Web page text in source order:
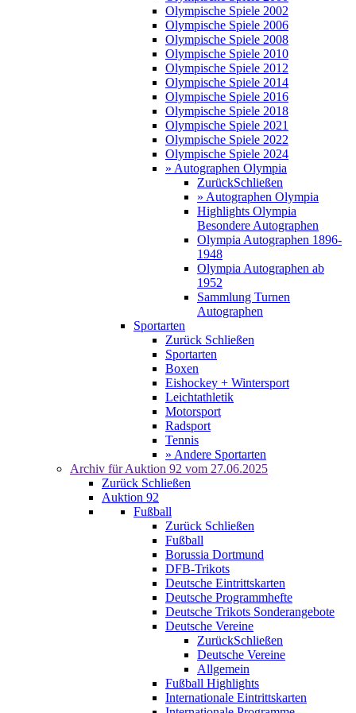
Olympische Spiele 2002
Olympische Spiele 2006
Olympische Spiele 2008
Olympische Spiele 2010
Olympische Spiele 2012
Olympische Spiele 2014
Olympische Spiele 2016
Olympische Spiele 2018
Olympische Spiele 2021
Olympische Spiele 2022
Olympische Spiele 2024
» Autographen Olympia
ZurückSchließen
» Autographen Olympia
Highlights Olympia
Besondere Autographen
Olympia Autographen 1896-
1948
Olympia Autographen ab
1952
Sammlung Turnen
Autographen
Sportarten
Zurück Schließen
Sportarten
Boxen
Eishockey + Wintersport
Leichtathletik
Motorsport
Radsport
Tennis
» Andere Sportarten
Archiv für Auktion 92 vom 27.06.2025
Zurück Schließen
Auktion 92
Fußball
Zurück Schließen
Fußball
Borussia Dortmund
DFB-Trikots
Deutsche Eintrittskarten
Deutsche Programmhefte
Deutsche Trikots Sonderangebote
Deutsche Vereine
ZurückSchließen
Deutsche Vereine
Allgemein
Fußball Highlights
Internationale Eintrittskarten